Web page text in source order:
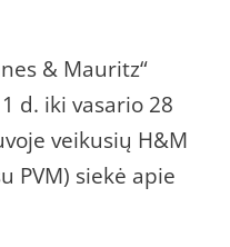
& Mauritz“
d. iki vasario 28
veikusių H&M
PVM) siekė apie